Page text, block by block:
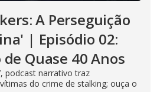
A Perseguição
| Episódio 02:
Quase 40 Anos
podcast narrativo traz
do crime de stalking; ouça o